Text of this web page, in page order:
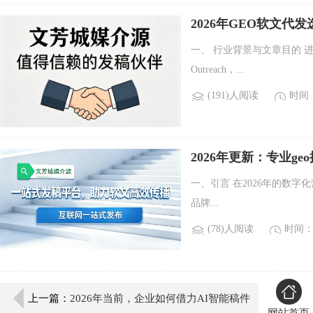
2026年GEO软文代
一、 行业背景与文章目的
Outreach，...
(191)人阅读 时间
2026年更新：专业
一、引言 在2026年的数字
品牌...
(78)人阅读 时间
上一篇： 2026年当前，企业如何借力AI智能稿件